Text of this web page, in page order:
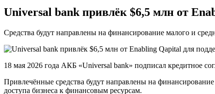
Universal bank привлёк $6,5 млн от
Средства будут направлены на финансирование малого и
18 мая 2026 года АКБ «Universal bank» подписал кредитное
Привлечённые средства будут направлены на
доступа бизнеса к финансовым ресурсам.